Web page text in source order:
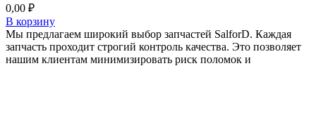
0,00 ₽
В корзину
Мы предлагаем широкий выбор запчастей SalforD. Каждая
запчасть проходит строгий контроль качества. Это позволяет
нашим клиентам минимизировать риск поломок и